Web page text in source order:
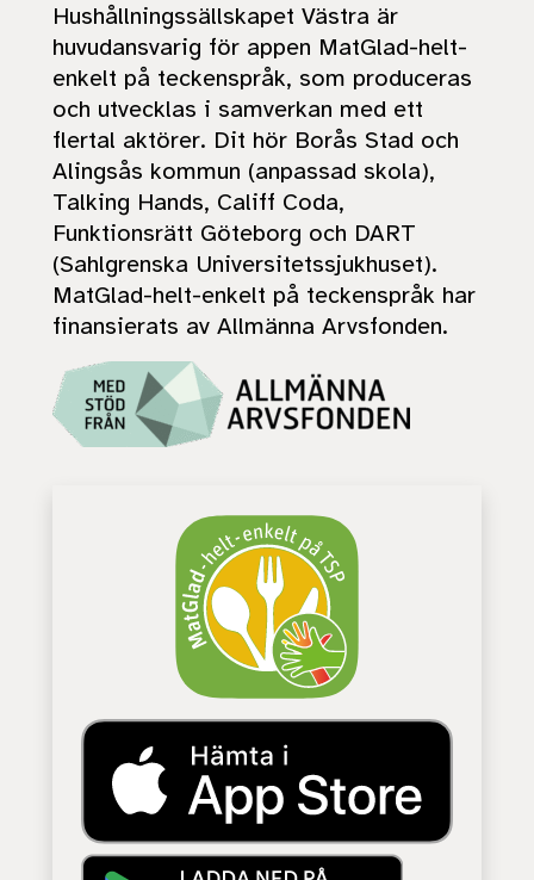
Hushållningssällskapet Västra är
huvudansvarig för appen MatGlad-helt-
enkelt på teckenspråk, som produceras
och utvecklas i samverkan med ett
flertal aktörer. Dit hör Borås Stad och
Alingsås kommun (anpassad skola),
Talking Hands, Califf Coda,
Funktionsrätt Göteborg och DART
(Sahlgrenska Universitetssjukhuset).
MatGlad-helt-enkelt på teckenspråk har
finansierats av Allmänna Arvsfonden.